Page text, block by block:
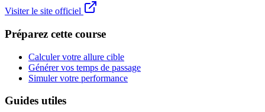
Visiter le site officiel
Préparez cette course
Calculer votre allure cible
Générer vos temps de passage
Simuler votre performance
Guides utiles